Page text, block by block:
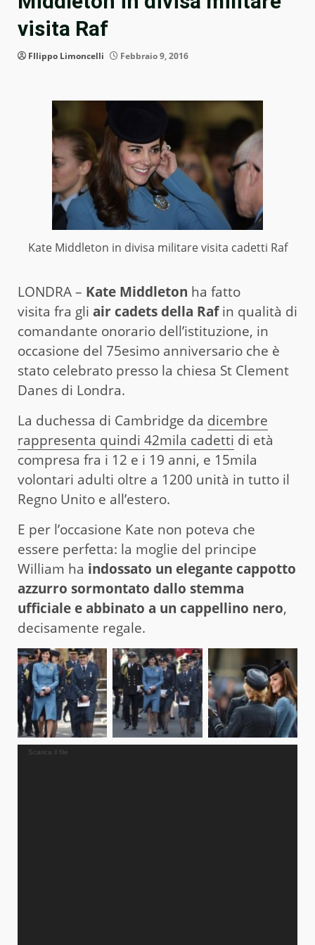
visita Raf
FIlippo Limoncelli Febbraio 9, 2016
Kate Middleton in divisa militare visita cadetti Raf
LONDRA – Kate Middleton ha fatto
visita fra gli air cadets della Rafin qualità di
comandante onorario dell’istituzione, in
occasione del 75esimo anniversario che è
stato celebrato presso la chiesa St Clement
Danes di Londra.
La duchessa di Cambridge da dicembre
rappresenta quindi 42mila cadetti di età
compresa fra i 12 e i 19 anni, e 15mila
volontari adulti oltre a 1200 unità in tutto il
Regno Unito e all’estero.
E per l’occasione Kate non poteva che
essere perfetta: la moglie del principe
William ha indossato un elegante cappotto
azzurro sormontato dallo stemma
ufficiale e abbinato a un cappellino nero,
decisamente regale.
Video
Scarica il file